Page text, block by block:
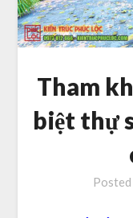
Tham
biệt thự